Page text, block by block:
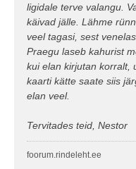
ligidale terve valangu.
käivad jälle. Lähme
veel tagasi, sest
Praegu laseb kahurist
kui elan kirjutan korralt,
kaarti kätte saate siis
elan veel.
Tervitades teid, Nestor
foorum.rindeleht.ee